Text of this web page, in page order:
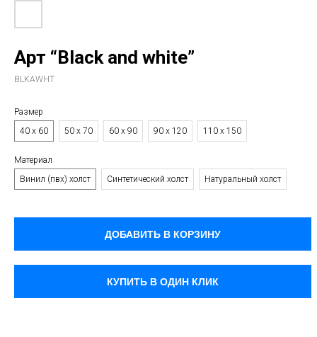
Арт “Black and white”
BLKAWHT
Размер
40 х 60
50 х 70 60 х 90 90 х 120 110 х 150
Материал
Винил (пвх) холст
Синтетический холст Натуральный холст
ДОБАВИТЬ В КОРЗИНУ
КУПИТЬ В ОДИН КЛИК